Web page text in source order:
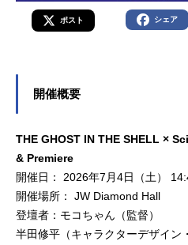
ポスト シェア
開催概要
THE GHOST IN THE SHELL ×
& Premiere
開催日： 2026年7月4日（土）
開催場所： JW Diamond Hall
登壇者：モコちゃん（監督）
半田修平（キャラクターデザイン